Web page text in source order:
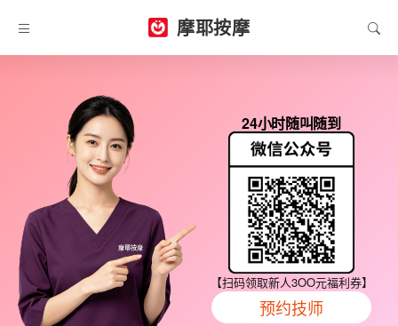
摩耶按摩
24小时随叫随到
【扫码领取新人3OO元福利券】
预约技师